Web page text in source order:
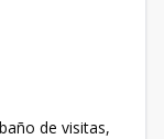
de visitas,